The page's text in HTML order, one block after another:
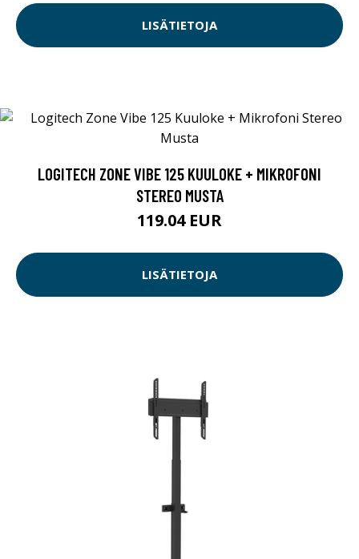
LISÄTIETOJA
LOGITECH ZONE VIBE 125 KUULOKE + MIKROFONI
STEREO MUSTA
119.04 EUR
LISÄTIETOJA